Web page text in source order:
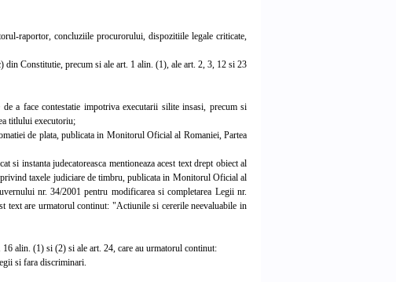
raportor, concluziile procurorului, dispozitiile legale criticate,
Constitutie, precum si ale art. 1 alin. (1), ale art. 2, 3, 12 si 23
a face contestatie impotriva executarii silite insasi, precum si
titlului executoriu;
de plata, publicata in Monitorul Oficial al Romaniei, Partea
instanta judecatoreasca mentioneaza acest text drept obiect al
taxele judiciare de timbru, publicata in Monitorul Oficial al
nr. 34/2001 pentru modificarea si completarea Legii nr.
text are urmatorul continut: "Actiunile si cererile neevaluabile in
alin. (1) si (2) si ale art. 24, care au urmatorul continut:
si fara discriminari.